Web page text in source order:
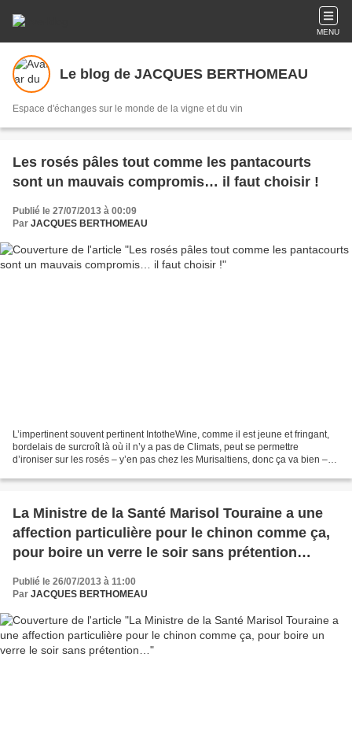
MENU
Le blog de JACQUES BERTHOMEAU
Espace d'échanges sur le monde de la vigne et du vin
Les rosés pâles tout comme les pantacourts
sont un mauvais compromis… il faut choisir !
Publié le 27/07/2013 à 00:09
Par JACQUES BERTHOMEAU
L’impertinent souvent pertinent IntotheWine, comme il est jeune et fringant,
bordelais de surcroît là où il n’y a pas de Climats, peut se permettre
d’ironiser sur les rosés – y’en pas chez les Murisaltiens, donc ça va bien –
La Ministre de la Santé Marisol Touraine a une
affection particulière pour le chinon comme ça,
pour boire un verre le soir sans prétention…
Publié le 26/07/2013 à 11:00
Par JACQUES BERTHOMEAU